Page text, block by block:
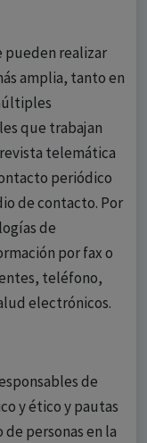
pueden realizar
amplia, tanto en
que trabajan
telemática
periódico
de contacto. Por
de
por fax o
teléfono,
electrónicos.
de
y ético y pautas
personas en la